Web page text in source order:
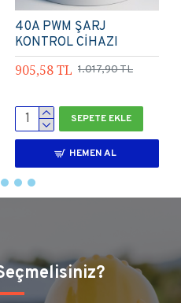
Lexron
20A MPPT ŞARJ
KONTROL CİHAZI
SEPETE EKLE
HEMEN AL